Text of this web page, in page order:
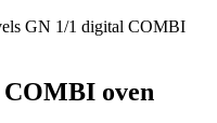
GN 1/1 digital COMBI
COMBI oven